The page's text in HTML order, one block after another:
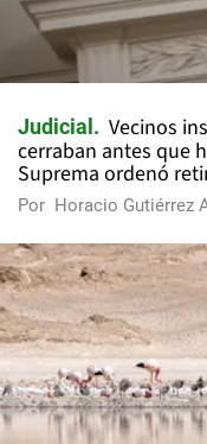
Judicial
Vecinos
cerraban antes que
Suprema ordenó
Por Horacio Gutiérrez